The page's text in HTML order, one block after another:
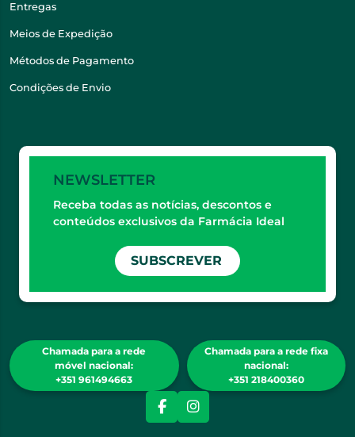
Entregas
Meios de Expedição
Métodos de Pagamento
Condições de Envio
NEWSLETTER
Receba todas as notícias, descontos e
conteúdos exclusivos da Farmácia Ideal
SUBSCREVER
Chamada para a rede
móvel nacional:
+351 961494663
Chamada para a rede fixa
nacional:
+351 218400360